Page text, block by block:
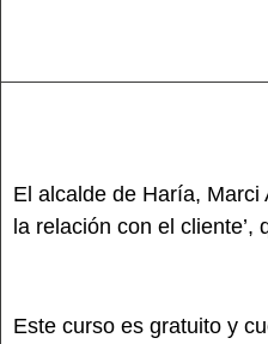
El alcalde de Haría, Marci
la relación con el
Este curso es gratuito y